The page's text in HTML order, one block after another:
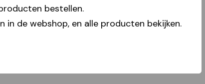
bestellen.
de webshop, en alle producten bekijken.